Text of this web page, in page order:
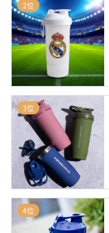
2位
3位
4位